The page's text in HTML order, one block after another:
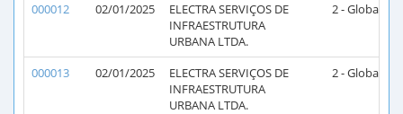
000012 02/01/2025
ELECTRA SERVIÇOS DE
INFRAESTRUTURA
URBANA LTDA.
2 - Global
000013 02/01/2025
ELECTRA SERVIÇOS DE
INFRAESTRUTURA
URBANA LTDA.
2 - Global